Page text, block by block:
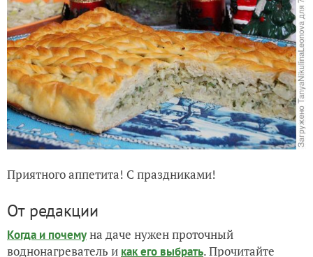
Приятного аппетита! С праздниками!
От редакции
Когда и почемуна даче нужен проточный
воднонагреватель и как его выбрать. Прочитайте